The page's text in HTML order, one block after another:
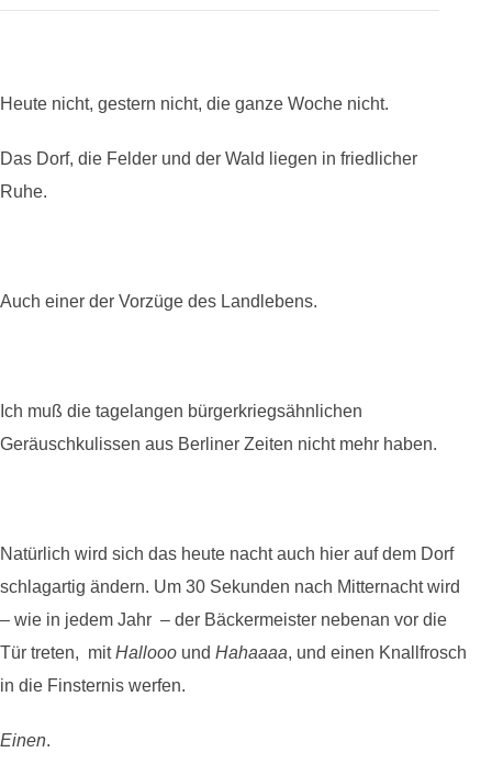
Heute nicht, gestern nicht, die ganze Woche nicht.
Das Dorf, die Felder und der Wald liegen in friedlicher
Ruhe.
Auch einer der Vorzüge des Landlebens.
Ich muß die tagelangen bürgerkriegsähnlichen
Geräuschkulissen aus Berliner Zeiten nicht mehr haben.
Natürlich wird sich das heute nacht auch hier auf dem Dorf
schlagartig ändern. Um 30 Sekunden nach Mitternacht wird
– wie in jedem Jahr – der Bäckermeister nebenan vor die
Tür treten, mitHallooo und Hahaaaa, und einen Knallfrosch
in die Finsternis werfen.
Einen.